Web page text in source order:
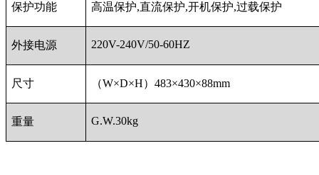
保护功能 高温保护,直流保护,开机保护,过载保护
外接电源 220V-240V/50-60HZ
尺寸 （W×D×H）483×430×88mm
重量 G.W.30kg